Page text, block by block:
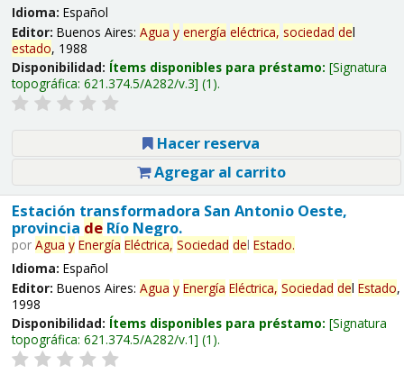
Idioma: Español
Editor: Buenos Aires: Agua y energía eléctrica, sociedad del
estado, 1988
Disponibilidad: Ítems disponibles para préstamo: Signatura
topográfica: 621.374.5/A282/v.3 (1).
Hacer reserva
Agregar al carrito
Estación transformadora San Antonio Oeste,
provincia deRío Negro.
por Agua y Energía Eléctrica, Sociedad del Estado.
Idioma: Español
Editor: Buenos Aires: Agua y Energía Eléctrica, Sociedad del Estado,
1998
Disponibilidad: Ítems disponibles para préstamo: Signatura
topográfica: 621.374.5/A282/v.1 (1).